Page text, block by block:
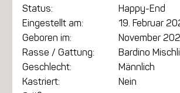
Status:
Happy-End
Eingestellt am:
19. Februar
Geboren im:
November
Rasse / Gattung:
Bardino
Geschlecht:
Männlich
Kastriert:
Nein